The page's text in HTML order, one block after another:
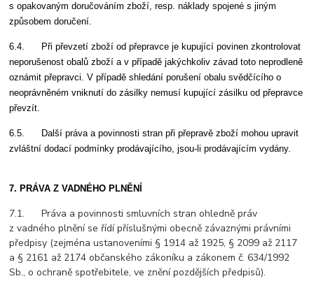
s opakovaným doručováním zboží, resp. náklady spojené s jiným
způsobem doručení.
6.4. Při převzetí zboží od přepravce je kupující povinen zkontrolovat
neporušenost obalů zboží a v případě jakýchkoliv závad toto neprodleně
oznámit přepravci. V případě shledání porušení obalu svědčícího o
neoprávněném vniknutí do zásilky nemusí kupující zásilku od přepravce
převzít.
6.5. Další práva a povinnosti stran při přepravě zboží mohou upravit
zvláštní dodací podmínky prodávajícího, jsou-li prodávajícím vydány.
7. PRÁVA Z VADNÉHO PLNĚNÍ
7.1. Práva a povinnosti smluvních stran ohledně práv
z vadného plnění se řídí příslušnými obecně závaznými právními
předpisy (zejména ustanoveními § 1914 až 1925, § 2099 až 2117
a § 2161 až 2174 občanského zákoníku a zákonem č. 634/1992
Sb., o ochraně spotřebitele, ve znění pozdějších předpisů).